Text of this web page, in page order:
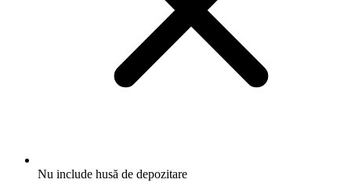
Nu include husă de depozitare